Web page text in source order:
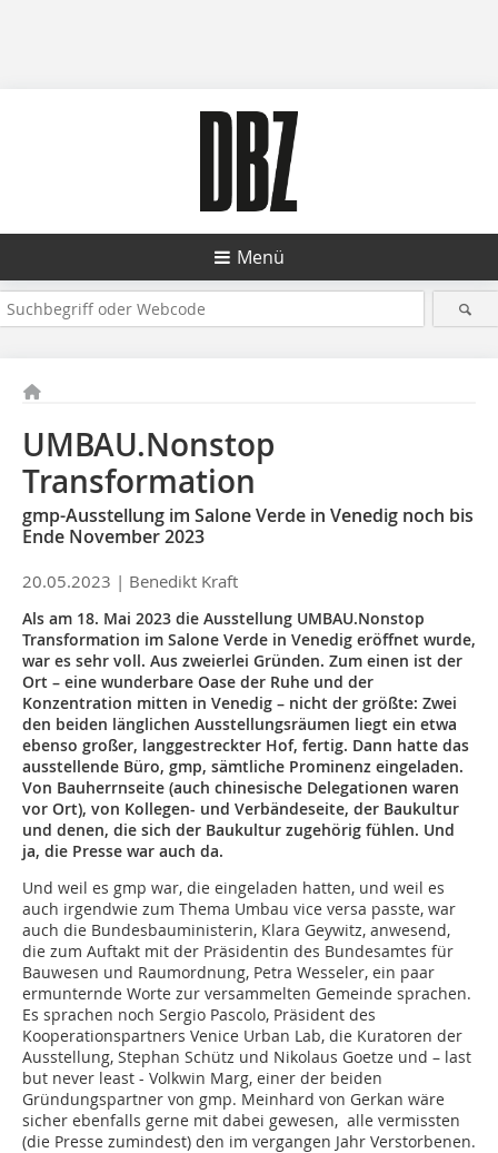
Menü
UMBAU.Nonstop
Transformation
gmp-Ausstellung im Salone Verde in Venedig noch bis
Ende November 2023
20.05.2023 | Benedikt Kraft
Als am 18. Mai 2023 die Ausstellung UMBAU.Nonstop
Transformation im Salone Verde in Venedig eröffnet wurde,
war es sehr voll. Aus zweierlei Gründen. Zum einen ist der
Ort – eine wunderbare Oase der Ruhe und der
Konzentration mitten in Venedig – nicht der größte: Zwei
den beiden länglichen Ausstellungsräumen liegt ein etwa
ebenso großer, langgestreckter Hof, fertig. Dann hatte das
ausstellende Büro, gmp, sämtliche Prominenz eingeladen.
Von Bauherrnseite (auch chinesische Delegationen waren
vor Ort), von Kollegen- und Verbändeseite, der Baukultur
und denen, die sich der Baukultur zugehörig fühlen. Und
ja, die Presse war auch da.
Und weil es gmp war, die eingeladen hatten, und weil es
auch irgendwie zum Thema Umbau vice versa passte, war
auch die Bundesbauministerin, Klara Geywitz, anwesend,
die zum Auftakt mit der Präsidentin des Bundesamtes für
Bauwesen und Raumordnung, Petra Wesseler, ein paar
ermunternde Worte zur versammelten Gemeinde sprachen.
Es sprachen noch Sergio Pascolo, Präsident des
Kooperationspartners Venice Urban Lab, die Kuratoren der
Ausstellung, Stephan Schütz und Nikolaus Goetze und – last
but never least - Volkwin Marg, einer der beiden
Gründungspartner von gmp. Meinhard von Gerkan wäre
sicher ebenfalls gerne mit dabei gewesen, alle vermissten
(die Presse zumindest) den im vergangen Jahr Verstorbenen.